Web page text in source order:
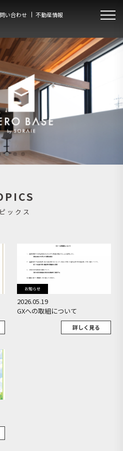
問い合わせ 不動産情報
ックス
お知らせ
2026.05.19
GXへの取組について
詳しく見る